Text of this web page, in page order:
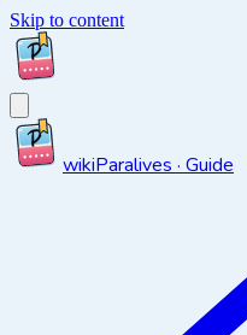
Skip to content
wikiParalives · Guide